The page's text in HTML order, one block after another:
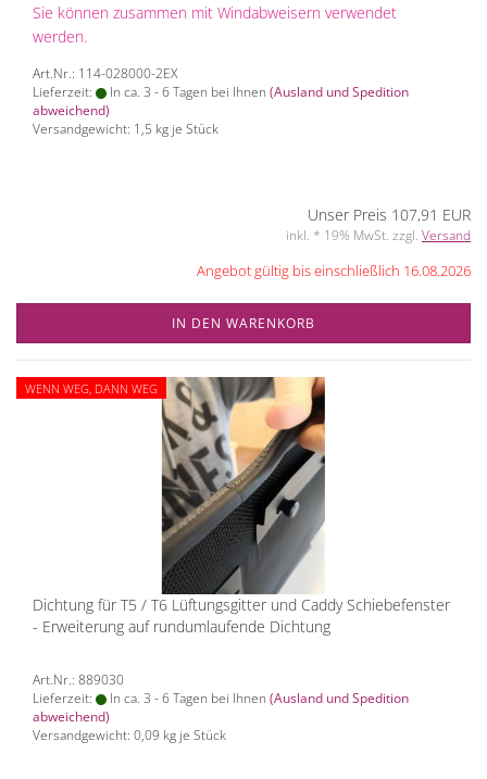
Sie können zusammen mit Windabweisern verwendet
werden.
Art.Nr.: 114-028000-2EX
Lieferzeit:
In ca. 3 - 6 Tagen bei Ihnen (Ausland und Spedition
abweichend)
Versandgewicht: 1,5 kg je Stück
Unser Preis 107,91 EUR
inkl. * 19% MwSt. zzgl. Versand
Angebot gültig bis einschließlich 16.08.2026
IN DEN WARENKORB
WENN WEG, DANN WEG
Dichtung für T5 / T6 Lüftungsgitter und Caddy Schiebefenster
- Erweiterung auf rundumlaufende Dichtung
Art.Nr.: 889030
Lieferzeit:
In ca. 3 - 6 Tagen bei Ihnen (Ausland und Spedition
abweichend)
Versandgewicht: 0,09 kg je Stück